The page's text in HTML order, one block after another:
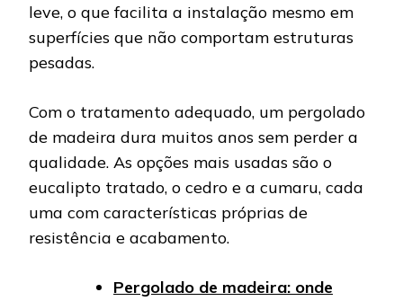
leve, o que facilita a instalação mesmo em
superfícies que não comportam estruturas
pesadas.
Com o tratamento adequado, um pergolado
de madeira dura muitos anos sem perder a
qualidade. As opções mais usadas são o
eucalipto tratado, o cedro e a cumaru, cada
uma com características próprias de
resistência e acabamento.
Pergolado de madeira: onde